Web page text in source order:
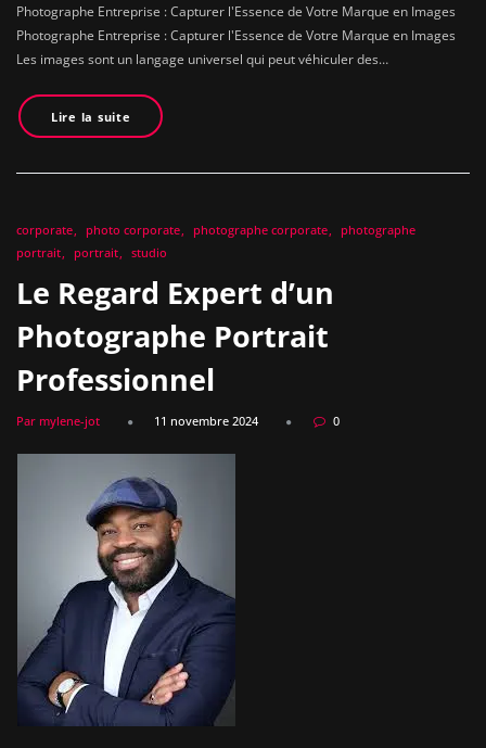
Photographe Entreprise : Capturer l'Essence de Votre Marque en Images
Photographe Entreprise : Capturer l'Essence de Votre Marque en Images
Les images sont un langage universel qui peut véhiculer des…
Lire la suite
corporate photo corporate photographe corporate
photographe
portrait
portrait studio
Le Regard Expert d’un
Photographe Portrait
Professionnel
Par mylene-jot 11 novembre 2024 0